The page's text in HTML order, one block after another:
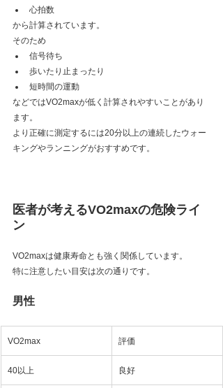
心拍数
から計算されています。
そのため
信号待ち
歩いたり止まったり
短時間の運動
などではVO2maxが低く計算されやすいことがあり
ます。
より正確に測定するには20分以上の連続したウォー
キングやランニングがおすすめです。
医者が考えるVO2maxの危険ライ
ン
VO2maxは健康寿命とも強く関係しています。
特に注意したい目安は次の通りです。
男性
VO2max 評価
40以上 良好